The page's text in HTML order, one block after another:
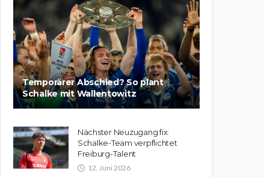
Temporärer Abschied? So plant
Schalke mit Wallentowitz
Nächster Neuzugang fix:
Schalke-Team verpflichtet
Freiburg-Talent
12. Juni 2026